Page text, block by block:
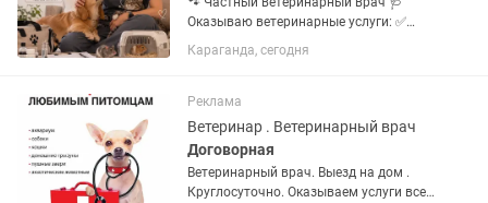
Оказываю ветеринарные услуги: ✅
Очный прием собак и кошек ✅ Онлайн-
консультации ✅ Подкожные /
Капельницы (инфузии) ✅ Вакцинация
✅Чипирование ✅...
Караганда, сегодня
Реклама
Ветеринар . Ветеринарный врач
Договорная
Ветеринарный врач. Выезд на дом .
Круглосуточно. Оказываем услуги всем